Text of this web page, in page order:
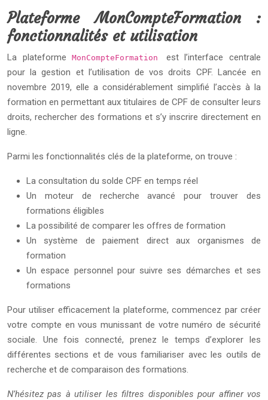
Plateforme MonCompteFormation :
fonctionnalités et utilisation
La plateformeMonCompteFormation est l’interface centrale
pour la gestion et l’utilisation de vos droits CPF. Lancée en
novembre 2019, elle a considérablement simplifié l’accès à la
formation en permettant aux titulaires de CPF de consulter leurs
droits, rechercher des formations et s’y inscrire directement en
ligne.
Parmi les fonctionnalités clés de la plateforme, on trouve :
La consultation du solde CPF en temps réel
Un moteur de recherche avancé pour trouver des
formations éligibles
La possibilité de comparer les offres de formation
Un système de paiement direct aux organismes de
formation
Un espace personnel pour suivre ses démarches et ses
formations
Pour utiliser efficacement la plateforme, commencez par créer
votre compte en vous munissant de votre numéro de sécurité
sociale. Une fois connecté, prenez le temps d’explorer les
différentes sections et de vous familiariser avec les outils de
recherche et de comparaison des formations.
N’hésitez pas à utiliser les filtres disponibles pour affiner vos